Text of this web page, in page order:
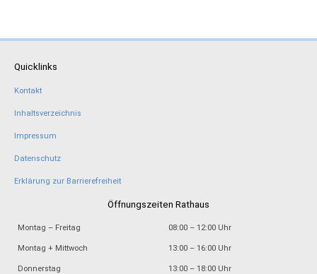
Quicklinks
Kontakt
Inhaltsverzeichnis
Impressum
Datenschutz
Erklärung zur Barrierefreiheit
Öffnungszeiten Rathaus
Montag – Freitag 08:00 – 12:00 Uhr
Montag + Mittwoch 13:00 – 16:00 Uhr
Donnerstag 13:00 – 18:00 Uhr